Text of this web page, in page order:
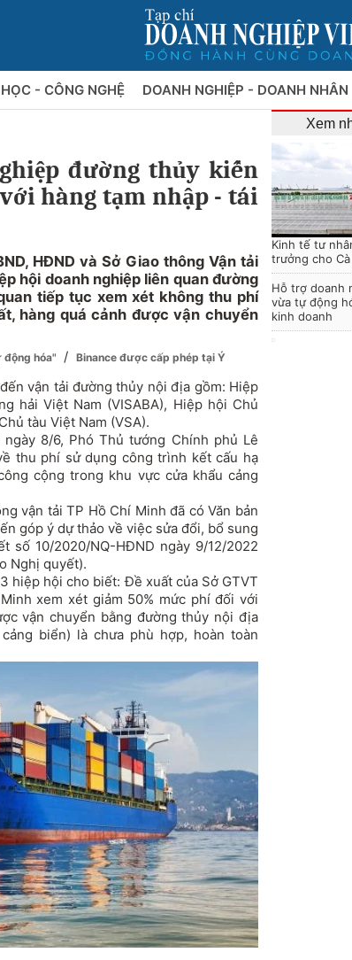
- CÔNG NGHỆ DOANH NGHIỆP - DOANH NHÂN
đường thủy kiến
hàng tạm nhập - tái
HĐND và Sở Giao thông Vận tải
hội doanh nghiệp liên quan đường
tiếp tục xem xét không thu phí
hàng quá cảnh được vận chuyển
động hóa" / Binance được cấp phép tại Ý
vận tải đường thủy nội địa gồm: Hiệp
hải Việt Nam (VISABA), Hiệp hội Chủ
tàu Việt Nam (VSA).
8/6, Phó Thủ tướng Chính phủ Lê
thu phí sử dụng công trình kết cấu hạ
cộng trong khu vực cửa khẩu cảng
vận tải TP Hồ Chí Minh đã có Văn bản
góp ý dự thảo về việc sửa đổi, bổ sung
số 10/2020/NQ-HĐND ngày 9/12/2022
Nghị quyết).
hiệp hội cho biết: Đề xuất của Sở GTVT
xem xét giảm 50% mức phí đối với
vận chuyển bằng đường thủy nội địa
biển) là chưa phù hợp, hoàn toàn
Xem
Kinh tế tư
trưởng cho Cà
Hỗ trợ doanh
vừa tự động
kinh doanh